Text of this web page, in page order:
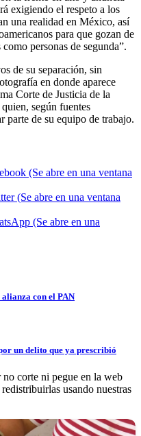
exigiendo el respeto a los
una realidad en México, así
para que gozan de
personas de segunda”.
de su separación, sin
en donde aparece
Corte de Justicia de la
según fuentes
parte de su equipo de trabajo.
(Se abre en una ventana
(Se abre en una ventana
(Se abre en una
con el PAN
un delito que ya prescribió
corte ni pegue en la web
usando nuestras